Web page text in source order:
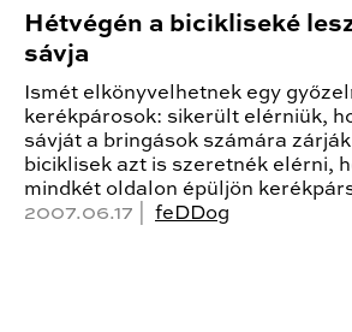
Hétvégén a bicikliseké
sávja
Ismét elkönyvelhetnek egy
kerékpárosok: sikerült elérniük,
sávját a bringások számára
biciklisek azt is szeretnék elérni,
mindkét oldalon épüljön
2007.06.17 | feDDog